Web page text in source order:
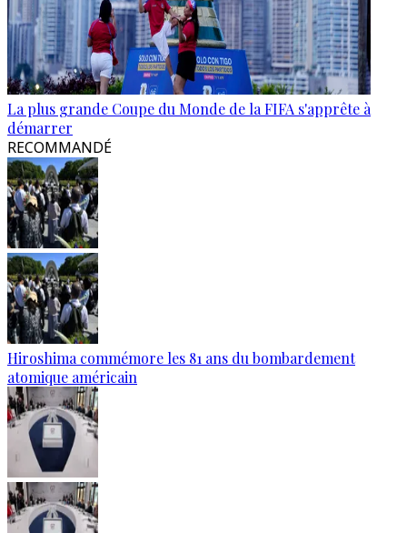
La plus grande Coupe du Monde de la FIFA s'apprête à
démarrer
RECOMMANDÉ
Hiroshima commémore les 81 ans du bombardement
atomique américain